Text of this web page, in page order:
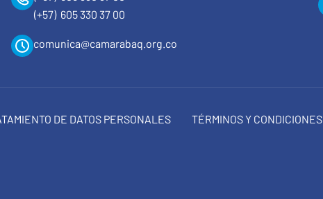
(+57) 605 330 37 00
comunica@camarabaq.org.co
DE DATOS PERSONALES TÉRMINOS Y CONDICIONES